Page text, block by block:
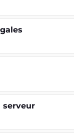
serveur